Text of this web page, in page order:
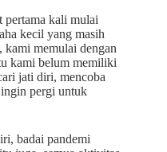
pertama kali mulai
kecil yang masih
kami memulai dengan
kami belum memiliki
jati diri, mencoba
ingin pergi untuk
badai pandemi